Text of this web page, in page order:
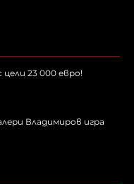
23 000 евро!
Владимиров игра